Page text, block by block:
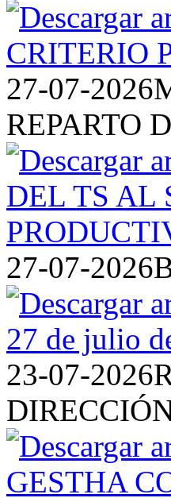
27-07-2026
REPARTO
27-07-2026
23-07-2026